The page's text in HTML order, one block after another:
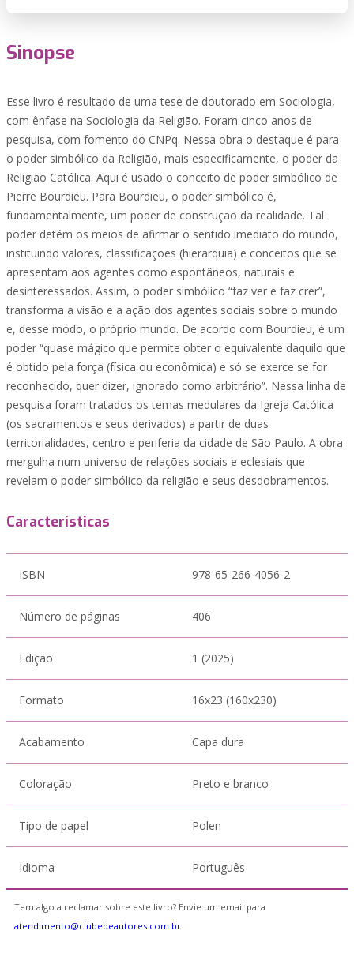
Sinopse
Esse livro é resultado de uma tese de doutorado em Sociologia,
com ênfase na Sociologia da Religião. Foram cinco anos de
pesquisa, com fomento do CNPq. Nessa obra o destaque é para
o poder simbólico da Religião, mais especificamente, o poder da
Religião Católica. Aqui é usado o conceito de poder simbólico de
Pierre Bourdieu. Para Bourdieu, o poder simbólico é,
fundamentalmente, um poder de construção da realidade. Tal
poder detém os meios de afirmar o sentido imediato do mundo,
instituindo valores, classificações (hierarquia) e conceitos que se
apresentam aos agentes como espontâneos, naturais e
desinteressados. Assim, o poder simbólico “faz ver e faz crer”,
transforma a visão e a ação dos agentes sociais sobre o mundo
e, desse modo, o próprio mundo. De acordo com Bourdieu, é um
poder “quase mágico que permite obter o equivalente daquilo que
é obtido pela força (física ou econômica) e só se exerce se for
reconhecido, quer dizer, ignorado como arbitrário”. Nessa linha de
pesquisa foram tratados os temas medulares da Igreja Católica
(os sacramentos e seus derivados) a partir de duas
territorialidades, centro e periferia da cidade de São Paulo. A obra
mergulha num universo de relações sociais e eclesiais que
revelam o poder simbólico da religião e seus desdobramentos.
Características
ISBN 978-65-266-4056-2
Número de páginas 406
Edição 1 (2025)
Formato 16x23 (160x230)
Acabamento Capa dura
Coloração Preto e branco
Tipo de papel Polen
Idioma Português
Tem algo a reclamar sobre este livro? Envie um email para
atendimento@clubedeautores.com.br